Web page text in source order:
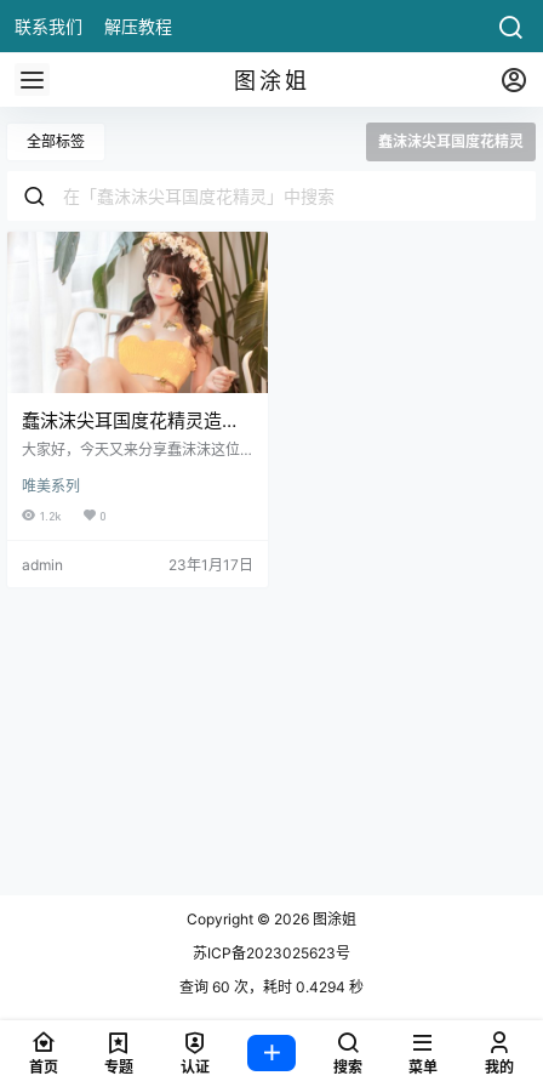
联系我们 解压教程
图涂姐
全部标签 蠢沫沫尖耳国度花精灵
蠢沫沫尖耳国度花精灵造型
鉴赏
大家好，今天又来分享蠢沫沫这位
主播的伙伴们都很熟悉吧。很最近
很受关注.
唯美系列
1.2k 0
admin 23年1月17日
Copyright © 2026 图涂姐
苏ICP备2023025623号
查询 60 次，耗时 0.4294 秒
首页 专题 认证 搜索 菜单 我的